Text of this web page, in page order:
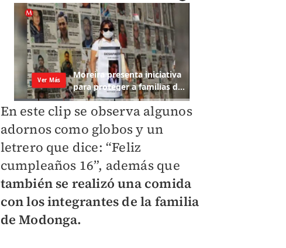
En este clip se observa algunos
adornos como globos y un
letrero que dice: “Feliz
cumpleaños 16”, además que
también se realizó una comida
con los integrantes de la familia
de Modonga.